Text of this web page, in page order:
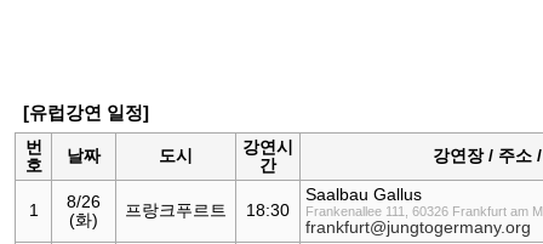
[유럽강연 일정]
번
호
날짜 도시
강연시
간
강연장 / 주소
1
8/26
(화)
프랑크푸르트 18:30
Saalbau Gallus
Frankenallee 111, 60326 Frankfurt am
frankfurt@jungtogermany.org